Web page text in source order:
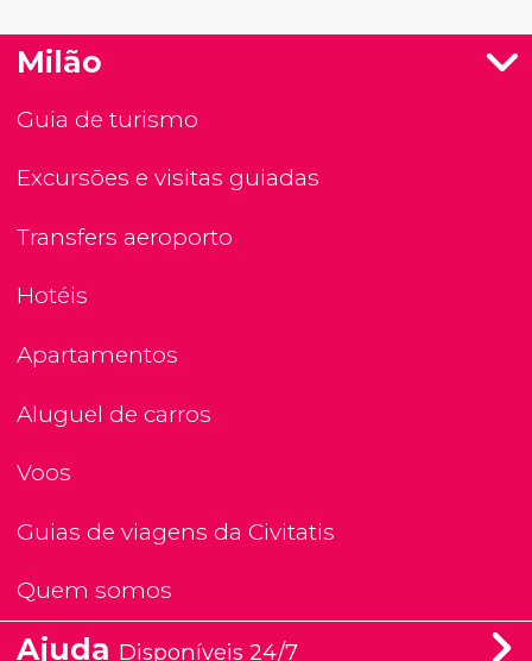
Milão
Guia de turismo
Excursões e visitas guiadas
Transfers aeroporto
Hotéis
Apartamentos
Aluguel de carros
Voos
Guias de viagens da Civitatis
Quem somos
Ajuda Disponíveis 24/7